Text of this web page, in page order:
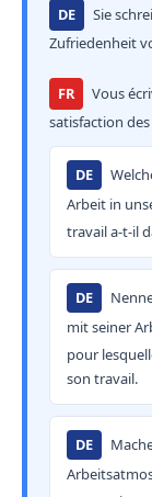
DE
Sie
Zufriedenheit
FR
Vous
satisfaction
DE
Arbeit in
travail a-t-il
DE
mit seiner
pour
son travail.
DE